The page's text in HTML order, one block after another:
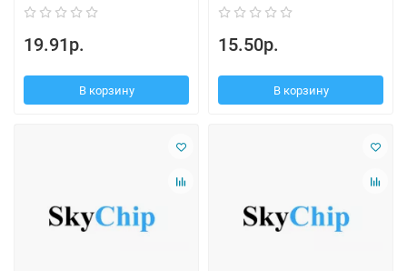
19.91р.
В корзину
15.50р.
В корзину